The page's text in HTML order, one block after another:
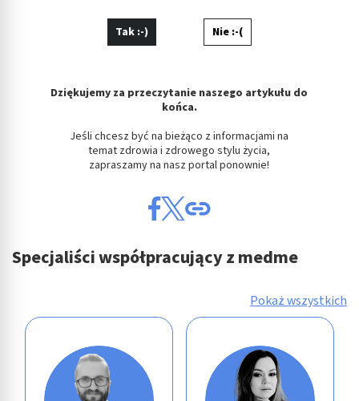
Tak :-) Nie :-(
Dziękujemy za przeczytanie naszego artykułu do
końca.
Jeśli chcesz być na bieżąco z informacjami na
temat zdrowia i zdrowego stylu życia,
zapraszamy na nasz portal ponownie!
Specjaliści współpracujący z medme
Pokaż wszystkich